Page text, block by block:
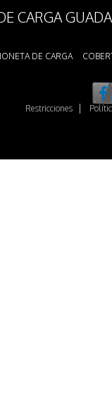
CARGA
DE CARGA
Restricciones